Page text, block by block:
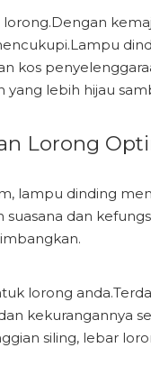
kos
lebih hijau
Lorong
lampu dinding
dan
lorong
kekurangannya
siling, lebar